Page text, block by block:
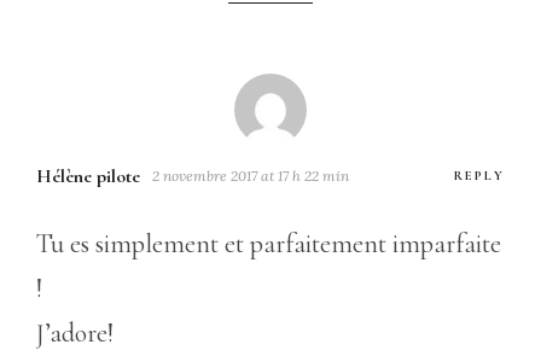
Hélène pilote 2 novembre 2017 at 17 h 22 min REPLY
Tu es simplement et parfaitement imparfaite
!
J’adore!